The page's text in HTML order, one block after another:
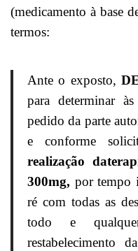
(medicamento à base
termos:
Ante o exposto,
para determinar
pedido da parte
e conforme
realização da
300mg, por tempo
ré com todas as
todo e
restabelecimento